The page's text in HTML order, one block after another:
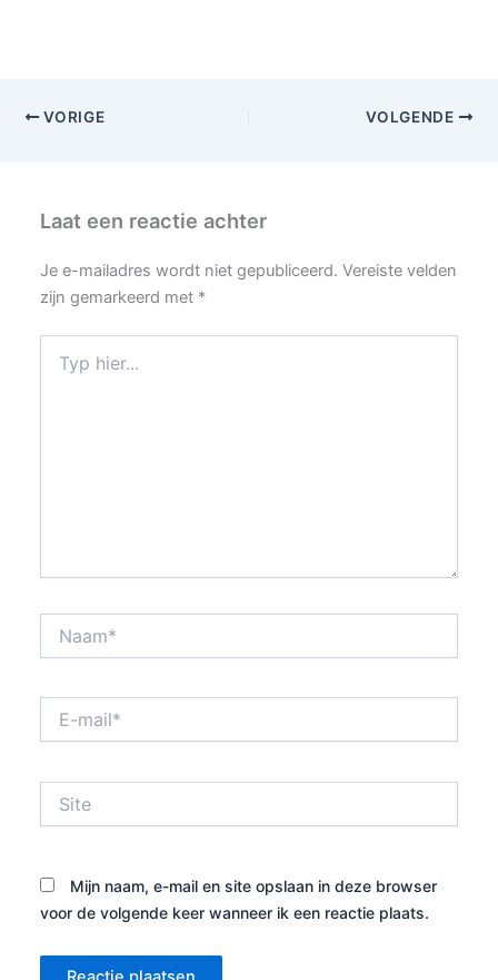
VORIGE VOLGENDE
Laat een reactie achter
Je e-mailadres wordt niet gepubliceerd. Vereiste velden
zijn gemarkeerd met *
hier...
mail*
Mijn naam, e-mail en site opslaan in deze browser
voor de volgende keer wanneer ik een reactie plaats.